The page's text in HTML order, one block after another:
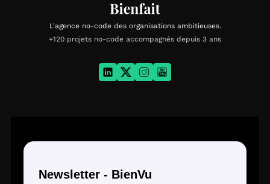
L'agence no-code des organisations ambitieuses.
+120 projets no-code accompagnés depuis 3 ans